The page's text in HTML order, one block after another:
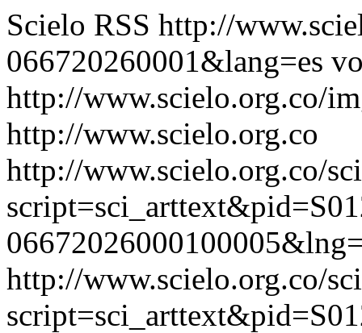
Scielo RSS http://
066720260001&lang=es
http://www.scielo.org.co/
http://www.scielo.org.co
http://www.scielo.org.co/
http://www.scielo.org.co/